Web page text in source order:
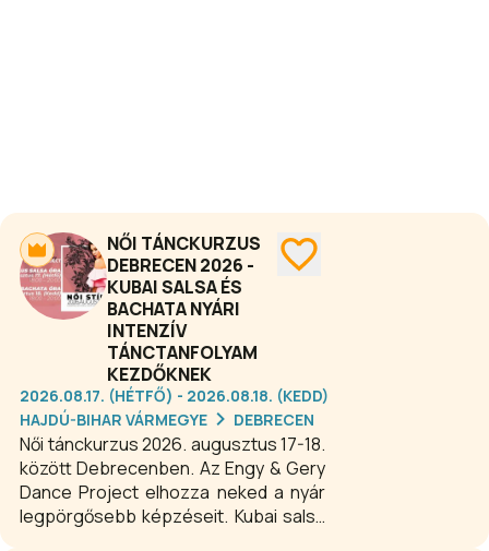
NŐI TÁNCKURZUS
DEBRECEN 2026 -
KUBAI SALSA ÉS
BACHATA NYÁRI
INTENZÍV
TÁNCTANFOLYAM
KEZDŐKNEK
2026.08.17. (HÉTFŐ) - 2026.08.18. (KEDD)
HAJDÚ-BIHAR VÁRMEGYE
DEBRECEN
Női tánckurzus 2026. augusztus 17-18.
között Debrecenben. Az Engy & Gery
Dance Project elhozza neked a nyár
legpörgősebb képzéseit. Kubai salsa